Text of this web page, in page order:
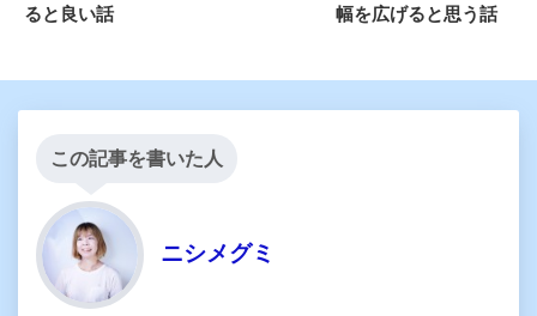
ると良い話
幅を広げると思う話
この記事を書いた人
ニシメグミ